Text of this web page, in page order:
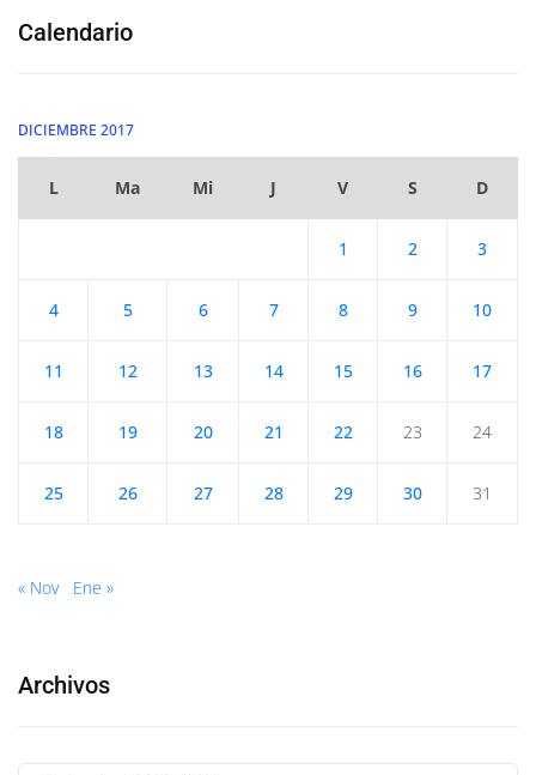
Calendario
DICIEMBRE 2017
L Ma Mi J V S D
1 2 3
4 5 6 7 8 9 10
11 12 13 14 15 16 17
18 19 20 21 22 23 24
25 26 27 28 29 30 31
« Nov Ene »
Archivos